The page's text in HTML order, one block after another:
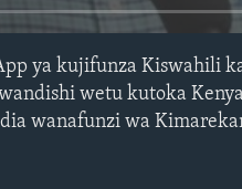
ya kujifunza Kiswahili
wetu kutoka
wanafunzi wa